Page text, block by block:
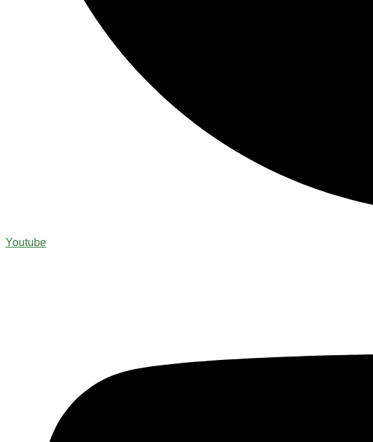
Youtube